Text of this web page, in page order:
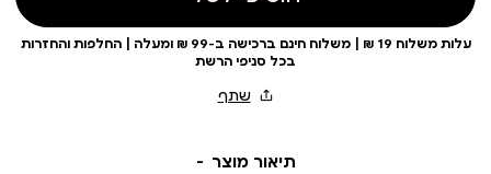
עלות משלוח 19 ₪ | משלוח חינם ברכישה ב-99 ₪ ומעלה | החלפות והחזרות
בכל סניפי הרשת
תיאור מוצר